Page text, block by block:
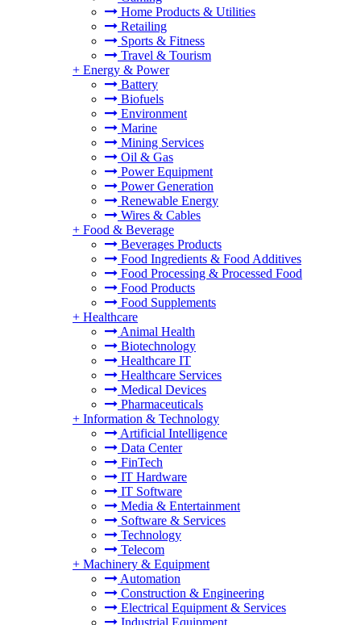
Home Products & Utilities
Retailing
Sports & Fitness
Travel & Tourism
+ Energy & Power
Battery
Biofuels
Environment
Marine
Mining Services
Oil & Gas
Power Equipment
Power Generation
Renewable Energy
Wires & Cables
+ Food & Beverage
Beverages Products
Food Ingredients & Food Additives
Food Processing & Processed Food
Food Products
Food Supplements
+ Healthcare
Animal Health
Biotechnology
Healthcare IT
Healthcare Services
Medical Devices
Pharmaceuticals
+ Information & Technology
Artificial Intelligence
Data Center
FinTech
IT Hardware
IT Software
Media & Entertainment
Software & Services
Technology
Telecom
+ Machinery & Equipment
Automation
Construction & Engineering
Electrical Equipment & Services
Industrial Equipment